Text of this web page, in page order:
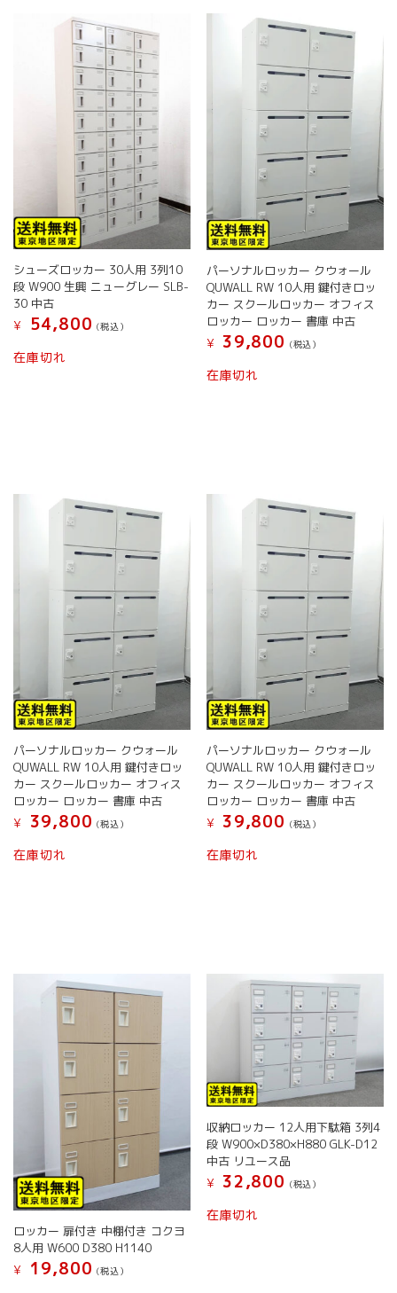
か
の
バ
リ
エ
ー
シ
ョ
ン
ま
す。
プ
シ
ン
択
で
き
ま
す
の
バ
リ
エ
シ
ョ
ン
が
り
ま
す。
プ
シ
ョ
ン
は
択
で
き
ま
す
シューズロッカー 30人用 3列10
段 W900 生興 ニューグレー SLB-
30 中古
¥
54,800 (税込）
在庫切れ
パーソナルロッカー クウォール
QUWALL RW 10人用 鍵付きロッ
カー スクールロッカー オフィス
ロッカー ロッカー 書庫 中古
¥
39,800 (税込）
在庫切れ
パーソナルロッカー クウォール
QUWALL RW 10人用 鍵付きロッ
カー スクールロッカー オフィス
ロッカー ロッカー 書庫 中古
¥
39,800 (税込）
在庫切れ
パーソナルロッカー クウォール
QUWALL RW 10人用 鍵付きロッ
カー スクールロッカー オフィス
ロッカー ロッカー 書庫 中古
¥
39,800 (税込）
在庫切れ
ロッカー 扉付き 中棚付き コクヨ
8人用 W600 D380 H1140
¥
19,800 (税込）
収納ロッカー 12人用下駄箱 3列4
段 W900×D380×H880 GLK-D12
中古 リユース品
¥
32,800 (税込）
在庫切れ